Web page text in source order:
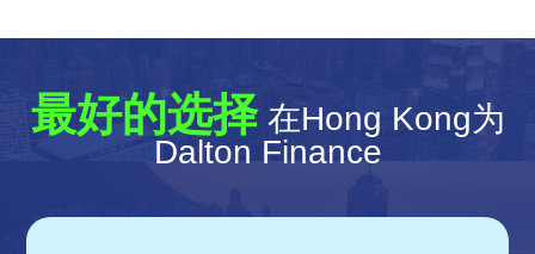
最好的选择在Hong Kong为
Dalton Finance